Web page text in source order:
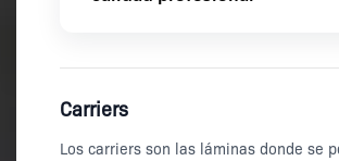
Carriers
Los carriers son las láminas donde se